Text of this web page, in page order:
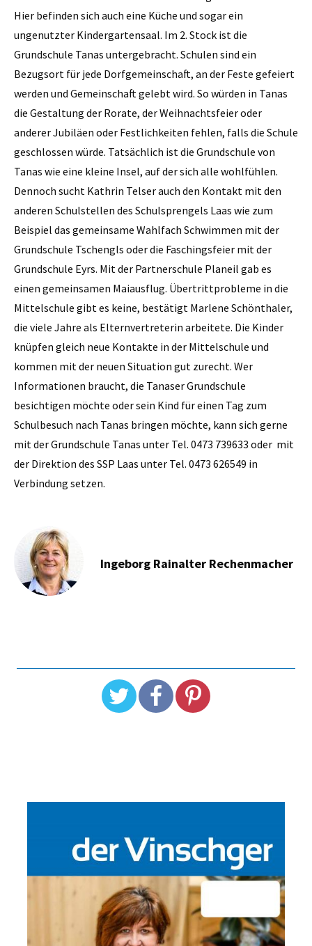
Hier befinden sich auch eine Küche und sogar ein
ungenutzter Kindergartensaal. Im 2. Stock ist die
Grundschule Tanas untergebracht. Schulen sind ein
Bezugsort für jede Dorfgemeinschaft, an der Feste gefeiert
werden und Gemeinschaft gelebt wird. So würden in Tanas
die Gestaltung der Rorate, der Weihnachtsfeier oder
anderer Jubiläen oder Festlichkeiten fehlen, falls die Schule
geschlossen würde. Tatsächlich ist die Grundschule von
Tanas wie eine kleine Insel, auf der sich alle wohlfühlen.
Dennoch sucht Kathrin Telser auch den Kontakt mit den
anderen Schulstellen des Schulsprengels Laas wie zum
Beispiel das gemeinsame Wahlfach Schwimmen mit der
Grundschule Tschengls oder die Faschingsfeier mit der
Grundschule Eyrs. Mit der Partnerschule Planeil gab es
einen gemeinsamen Maiausflug. Übertrittprobleme in die
Mittelschule gibt es keine, bestätigt Marlene Schönthaler,
die viele Jahre als Elternvertreterin arbeitete. Die Kinder
knüpfen gleich neue Kontakte in der Mittelschule und
kommen mit der neuen Situation gut zurecht. Wer
Informationen braucht, die Tanaser Grundschule
besichtigen möchte oder sein Kind für einen Tag zum
Schulbesuch nach Tanas bringen möchte, kann sich gerne
mit der Grundschule Tanas unter Tel. 0473 739633 oder mit
der Direktion des SSP Laas unter Tel. 0473 626549 in
Verbindung setzen.
Ingeborg Rainalter Rechenmacher